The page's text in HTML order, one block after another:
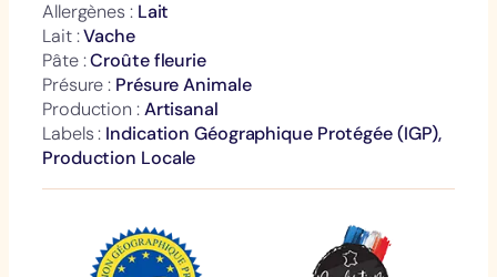
Allergènes : Lait
Lait :Vache
Pâte :Croûte fleurie
Présure : Présure Animale
Production :Artisanal
Labels : Indication Géographique Protégée (IGP),
Production Locale